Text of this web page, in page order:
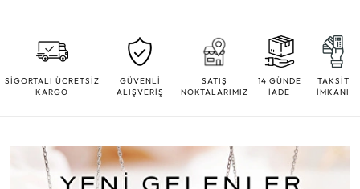
SİGORTALI ÜCRETSİZ
KARGO
GÜVENLİ
ALIŞVERİŞ
SATIŞ
NOKTALARIMIZ
14 GÜNDE
İADE
TAKSİT
İMKANI